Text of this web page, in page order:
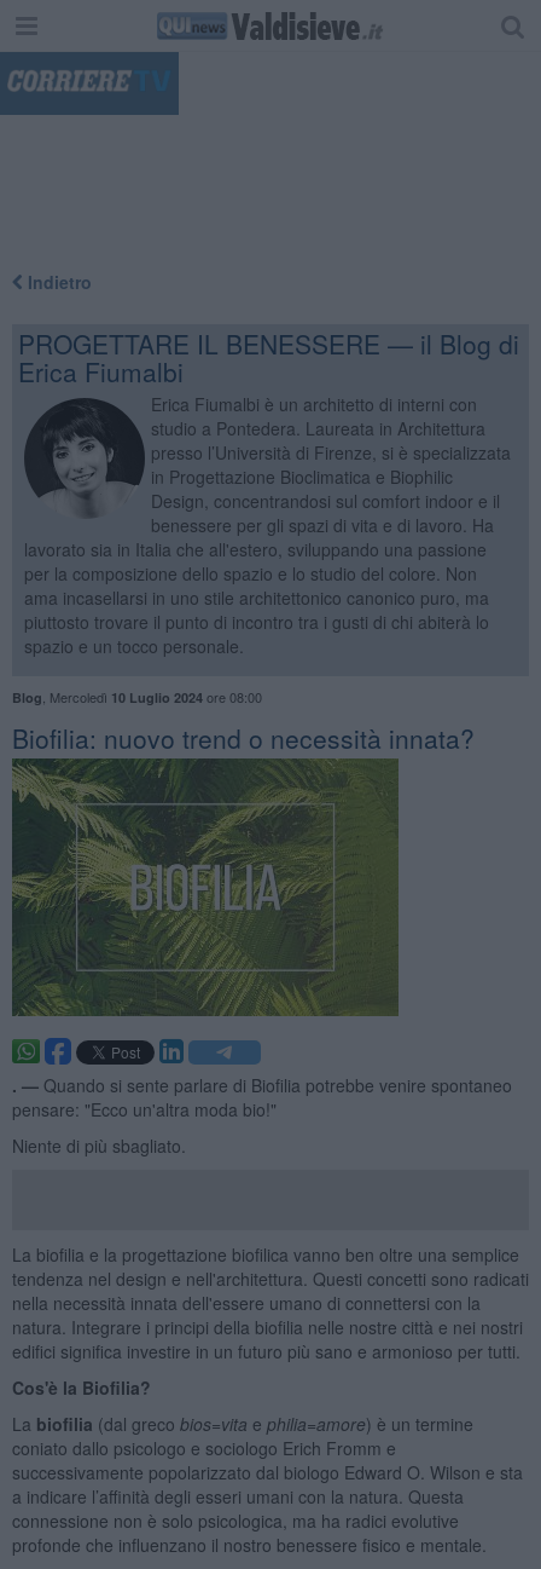
Indietro
PROGETTARE IL BENESSERE — il Blog di
Erica Fiumalbi
Erica Fiumalbi è un architetto di interni con
studio a Pontedera. Laureata in Architettura
presso l’Università di Firenze, si è specializzata
in Progettazione Bioclimatica e Biophilic
Design, concentrandosi sul comfort indoor e il
benessere per gli spazi di vita e di lavoro. Ha
lavorato sia in Italia che all'estero, sviluppando una passione
per la composizione dello spazio e lo studio del colore. Non
ama incasellarsi in uno stile architettonico canonico puro, ma
piuttosto trovare il punto di incontro tra i gusti di chi abiterà lo
spazio e un tocco personale.
Blog Mercoledì 10 Luglio 2024ore 08:00
​Biofilia: nuovo trend o necessità innata?
. — Quando si sente parlare di Biofilia potrebbe venire spontaneo
pensare: "Ecco un'altra moda bio!"
Niente di più sbagliato.
La biofilia e la progettazione biofilica vanno ben oltre una semplice
tendenza nel design e nell'architettura. Questi concetti sono radicati
nella necessità innata dell'essere umano di connettersi con la
natura. Integrare i principi della biofilia nelle nostre città e nei nostri
edifici significa investire in un futuro più sano e armonioso per tutti.
Cos'è la Biofilia?
La biofilia (dal greco bios=vita e philia=amore) è un termine
coniato dallo psicologo e sociologo Erich Fromm e
successivamente popolarizzato dal biologo Edward O. Wilson e sta
a indicare l’affinità degli esseri umani con la natura. Questa
connessione non è solo psicologica, ma ha radici evolutive
profonde che influenzano il nostro benessere fisico e mentale.